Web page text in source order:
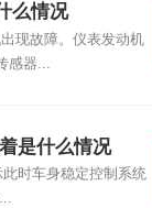
么情况
现故障。仪表发动机
感器...
是什么情况
时车身稳定控制系统